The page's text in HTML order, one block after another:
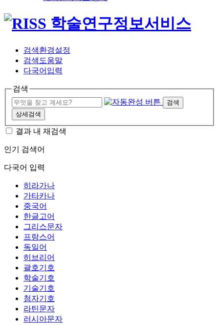
검색환경설정
검색도움말
다국어입력
검색
검색
상세검색
결과 내 재검색
인기 검색어
다국어 입력
히라가나
가타카나
중국어
한글고어
그리스문자
프랑스어
독일어
히브리어
괄호기호
학술기호
기술기호
첨자기호
라틴문자
러시아문자